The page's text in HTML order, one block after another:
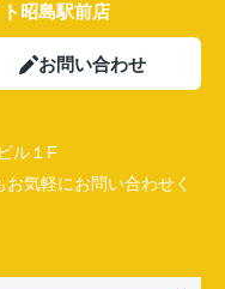
昭島駅前店
お問い合わせ
ル１F
気軽にお問い合わせく